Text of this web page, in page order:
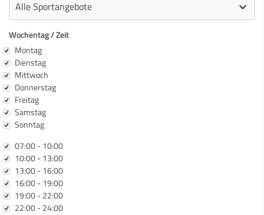
Wochentag / Zeit
Wochentag
Montag
Dienstag
Mittwoch
Donnerstag
Freitag
Samstag
Sonntag
Zeit 07:00 - 10:00
10:00 - 13:00
13:00 - 16:00
16:00 - 19:00
19:00 - 22:00
22:00 - 24:00